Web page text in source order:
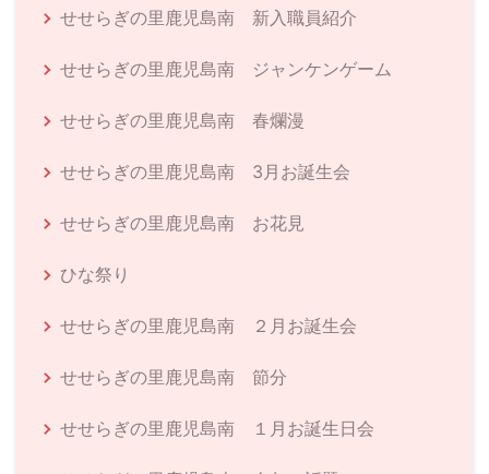
せせらぎの里鹿児島南 新入職員紹介
せせらぎの里鹿児島南 ジャンケンゲーム
せせらぎの里鹿児島南 春爛漫
せせらぎの里鹿児島南 3月お誕生会
せせらぎの里鹿児島南 お花見
ひな祭り
せせらぎの里鹿児島南 ２月お誕生会
せせらぎの里鹿児島南 節分
せせらぎの里鹿児島南 １月お誕生日会